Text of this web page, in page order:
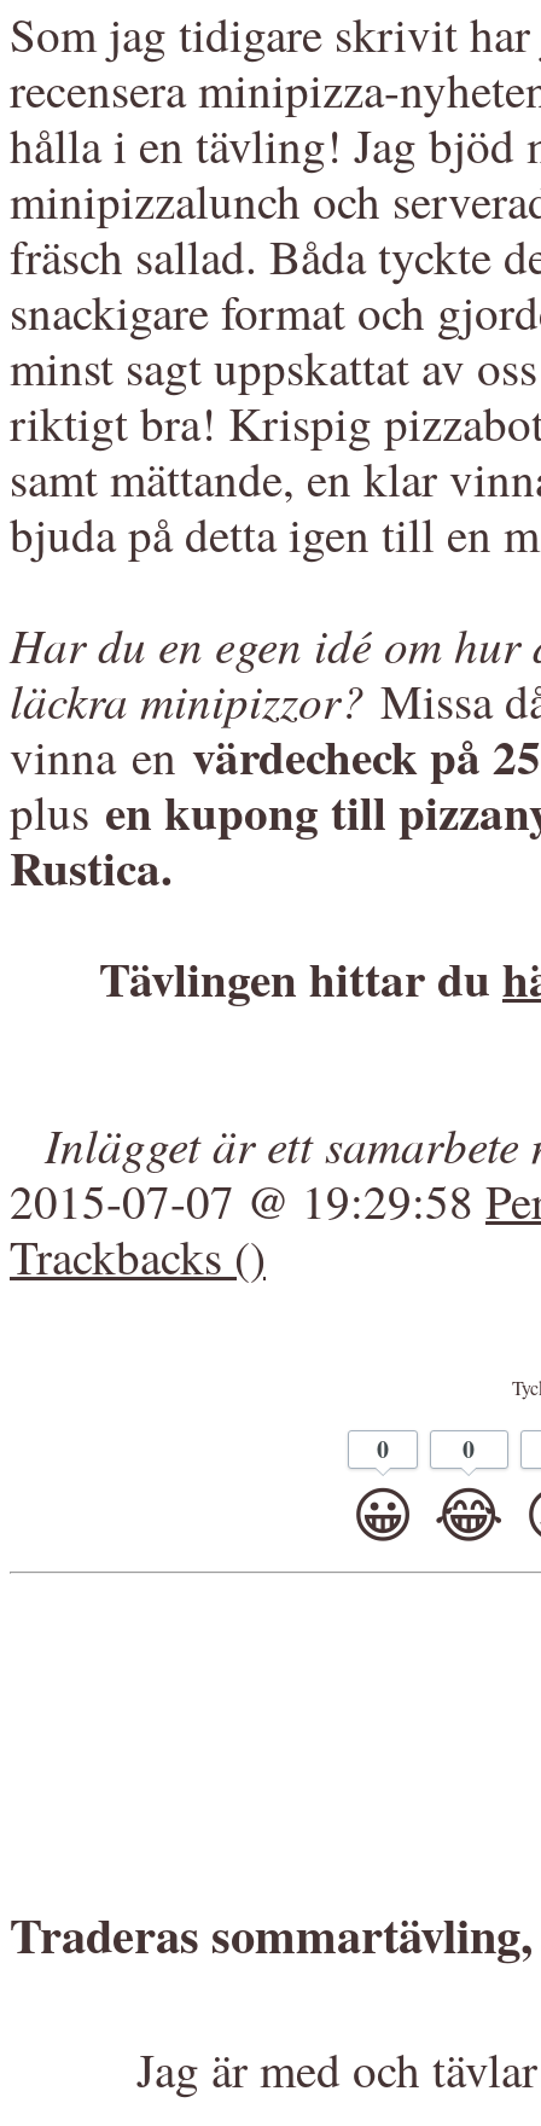
Som jag tidigare skrivit
recensera minipizza-
hålla i en tävling! Jag bjöd
minipizzalunch och
fräsch sallad. Båda tyckte
snackigare format och
minst sagt uppskattat av
riktigt bra! Krispig
samt mättande, en klar
bjuda på detta igen till en
Har du en egen idé om
läckra minipizzor? Missa
vinna en värdecheck på
plus en kupong till
Rustica.
Tävlingen hittar du
Inlägget är ett samarbete
2015-07-07 @ 19:29:58
Trackbacks ()
0
😀
0
😂
Traderas
Jag är med och